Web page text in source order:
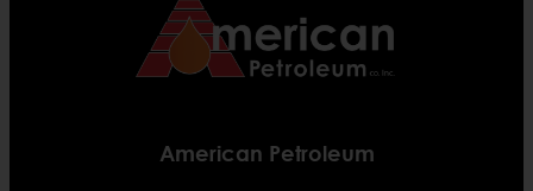
American Petroleum